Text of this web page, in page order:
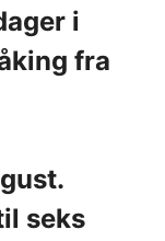
i
fra
seks